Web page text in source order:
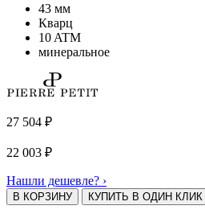
43 мм
Кварц
10 ATM
минеральное
27 504 ₽
22 003 ₽
Нашли дешевле? ›
В КОРЗИНУ КУПИТЬ В ОДИН КЛИК